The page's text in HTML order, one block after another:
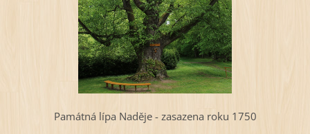
Památná lípa Naděje - zasazena roku 1750